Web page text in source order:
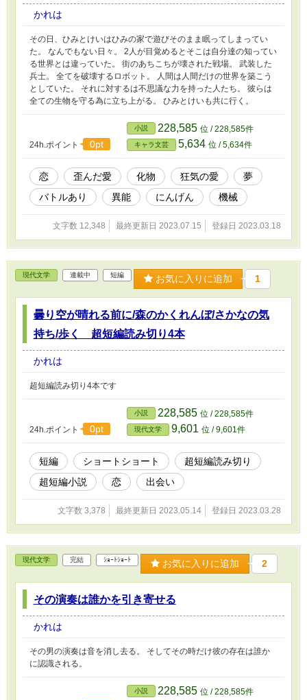
かれは
その日、ひみとけいはひみの家で遊びそのまま眠ってしまってい
た。 なんでもない日々。 2人が目覚めるとそこは自分達の知ってい
る世界とは違っていた。 街のあちこちが壊された戦場。 武装した
兵士。 全てを破壊するロボット。 人間は人間だけの世界を築こう
としていた。 それに対するは不思議な力を持った人たち。 彼らは
全ての生物を守る為に立ち上がる。 ひみとけいも共に行く。
24h.ポイント 0pt
小説 228,585 位 / 228,585件
キャラ文芸 5,634 位 / 5,634件
恋 歪んだ愛 化物 狂気の愛
夢
バトルあり
異能 にんげん 機械
文字数 12,348 最終更新日 2023.07.15 登録日 2023.03.18
現代文学 連載中 短編 お気に入りに追加 1
曇り空が晴れる前に/森のかくれんぼ/さかなの気
持ち/歩く 超短編読み切り4本
かれは
超短編読み切り4本です
24h.ポイント 0pt
小説 228,585 位 / 228,585件
現代文学 9,601 位 / 9,601件
短編 ショートショート
超短編読み切り
超短編小説
恋 出会い
文字数 3,378 最終更新日 2023.05.14 登録日 2023.03.28
現代文学 完結 ｼｮｰﾄｼｮｰﾄ お気に入りに追加 2
その演奏は誰かを引き寄せる
かれは
その男の演奏は音を消し去る。 そしてその時だけ彼の存在は誰か
に認識される。
小説 228,585 位 / 228,585件